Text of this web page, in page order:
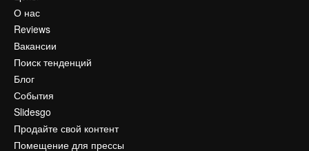
О нас
Reviews
Вакансии
Поиск тенденций
Блог
События
Slidesgo
Продайте свой контент
Помещение для прессы